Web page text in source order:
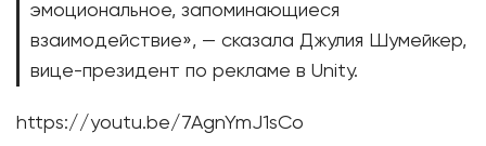
эмоциональное, запоминающиеся
взаимодействие», — сказала Джулия Шумейкер,
вице-президент по рекламе в Unity.
https://youtu.be/7AgnYmJ1sCo